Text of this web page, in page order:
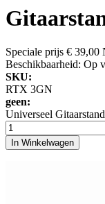
Speciale prijs € 39,00
Beschikbaarheid: Op
SKU:
RTX 3GN
geen:
Universeel
In Winkelwagen